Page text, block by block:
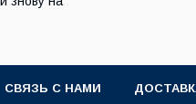
СВЯЗЬ С НАМИ